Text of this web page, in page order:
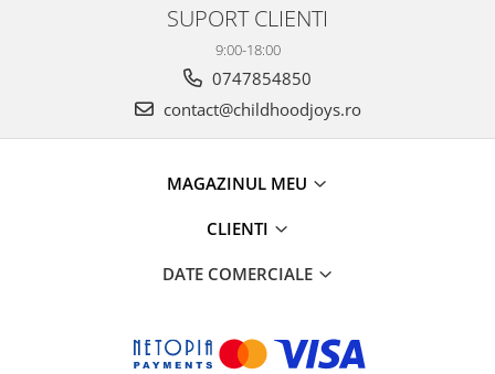
SUPORT CLIENTI
9:00-18:00
0747854850
contact@childhoodjoys.ro
MAGAZINUL MEU
CLIENTI
DATE COMERCIALE